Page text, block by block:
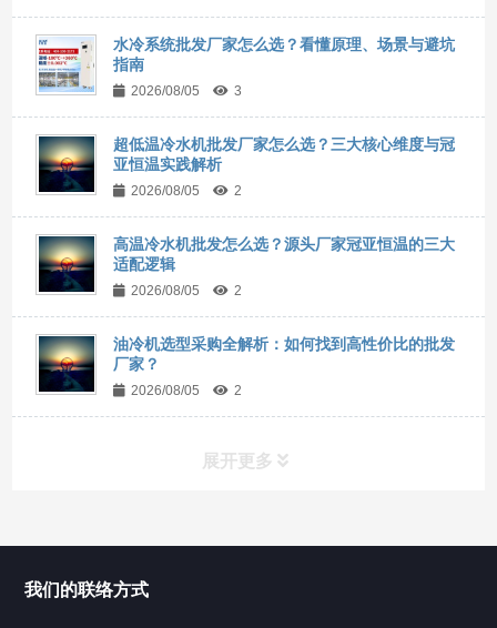
水冷系统批发厂家怎么选？看懂原理、场景与避坑
指南
2026/08/05 3
超低温冷水机批发厂家怎么选？三大核心维度与冠
亚恒温实践解析
2026/08/05 2
高温冷水机批发怎么选？源头厂家冠亚恒温的三大
适配逻辑
2026/08/05 2
油冷机选型采购全解析：如何找到高性价比的批发
厂家？
2026/08/05 2
展开更多
我们的联络方式